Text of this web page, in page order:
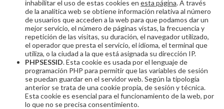
inhabilitar el uso de estas cookies en esta página. A través
de la analítica web se obtiene información relativa al número
de usuarios que acceden a la web para que podamos dar un
mejor servicio, el número de páginas vistas, la frecuencia y
repetición de las visitas, su duración, el navegador utilizado,
el operador que presta el servicio, el idioma, el terminal que
utiliza, o la ciudad a la que está asignada su dirección IP.
PHPSESSID. Esta cookie es usada por el lenguaje de
programación PHP para permitir que las variables de sesión
se puedan guardar en el servidor web. Según la tipología
anterior se trata de una cookie propia, de sesión y técnica.
Esta cookie es esencial para el funcionamiento de la web, por
lo que no se precisa consentimiento.